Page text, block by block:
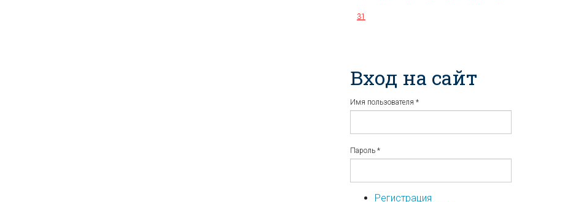
31
Вход на сайт
Имя пользователя *
Пароль *
Регистрация